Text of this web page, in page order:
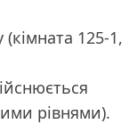
(кімната 125-1,
рівнями).